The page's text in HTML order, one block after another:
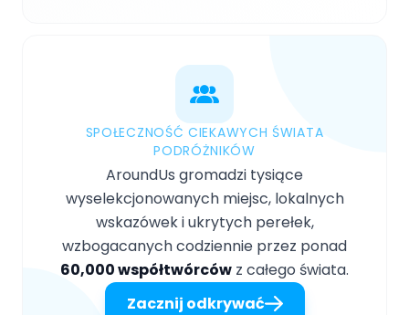
SPOŁECZNOŚĆ CIEKAWYCH ŚWIATA
PODRÓŻNIKÓW
AroundUs gromadzi tysiące
wyselekcjonowanych miejsc, lokalnych
wskazówek i ukrytych perełek,
wzbogacanych codziennie przez ponad
60,000 współtwórców z całego świata.
Zacznij odkrywać